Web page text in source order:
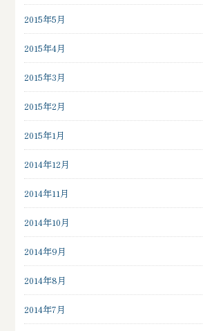
2015年5月
2015年4月
2015年3月
2015年2月
2015年1月
2014年12月
2014年11月
2014年10月
2014年9月
2014年8月
2014年7月